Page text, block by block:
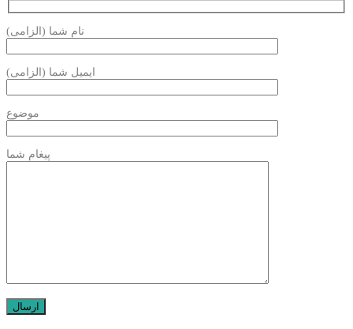
نام شما (الزامی)
ایمیل شما (الزامی)
موضوع
پیغام شما